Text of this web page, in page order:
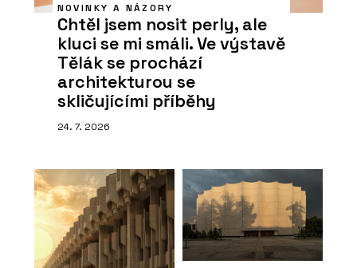
NOVINKY A NÁZORY
Chtěl jsem nosit perly, ale
kluci se mi smáli. Ve výstavě
Tělák se prochází
architekturou se
skličujícími příběhy
24. 7. 2026